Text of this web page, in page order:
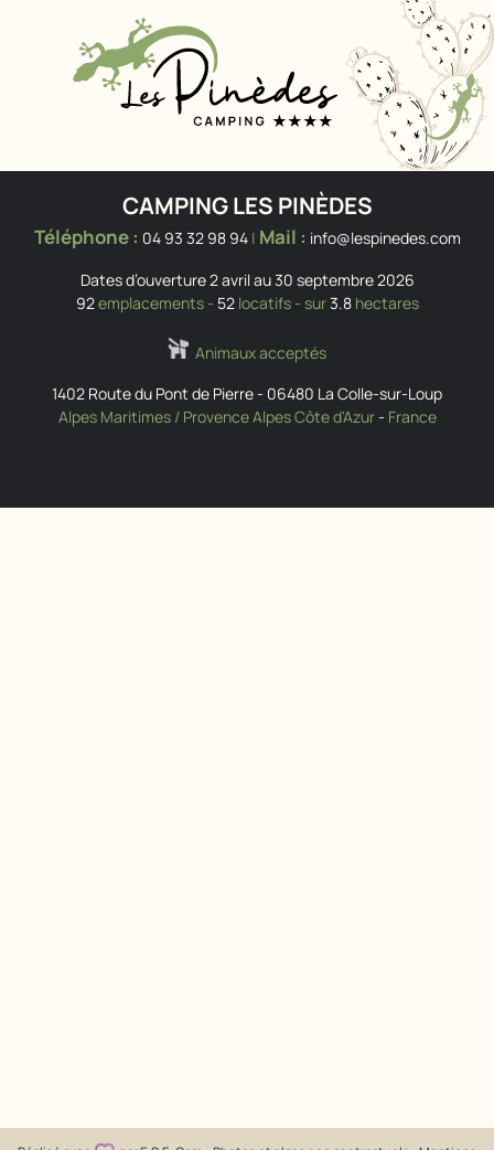
CAMPING LES PINÈDES
Téléphone : 04 93 32 98 94| Mail : info@lespinedes.com
Dates d’ouverture 2 avril au 30 septembre 2026
92emplacements - 52locatifs - sur3.8hectares
Animaux acceptés
1402 Route du Pont de Pierre- 06480 La Colle-sur-Loup
Alpes Maritimes / Provence Alpes Côte d'Azur- France